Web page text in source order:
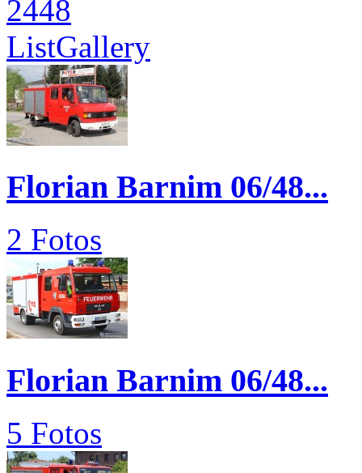
2448
ListGallery
Florian Barnim 06/48...
2 Fotos
Florian Barnim 06/48...
5 Fotos